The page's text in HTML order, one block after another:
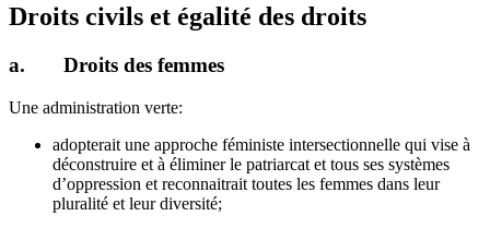
Droits civils et égalité des droits
a. Droits des femmes
Une administration verte:
adopterait une approche féministe intersectionnelle qui vise à
déconstruire et à éliminer le patriarcat et tous ses systèmes
d’oppression et reconnaitrait toutes les femmes dans leur
pluralité et leur diversité;